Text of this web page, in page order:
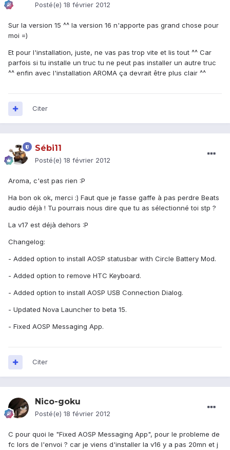
Posté(e) 18 février 2012
Sur la version 15 ^^ la version 16 n'apporte pas grand chose pour
moi =)
Et pour l'installation, juste, ne vas pas trop vite et lis tout ^^ Car
parfois si tu installe un truc tu ne peut pas installer un autre truc
^^ enfin avec l'installation AROMA ça devrait être plus clair ^^
Citer
Sébi11
Posté(e) 18 février 2012
Aroma, c'est pas rien :P
Ha bon ok ok, merci :) Faut que je fasse gaffe à pas perdre Beats
audio déjà ! Tu pourrais nous dire que tu as sélectionné toi stp ?
La v17 est déjà dehors :P
Changelog:
- Added option to install AOSP statusbar with Circle Battery Mod.
- Added option to remove HTC Keyboard.
- Added option to install AOSP USB Connection Dialog.
- Updated Nova Launcher to beta 15.
- Fixed AOSP Messaging App.
Citer
Nico-goku
Posté(e) 18 février 2012
C pour quoi le "Fixed AOSP Messaging App", pour le probleme de
fc lors de l'envoi ? car je viens d'installer la v16 y a pas 20mn et j